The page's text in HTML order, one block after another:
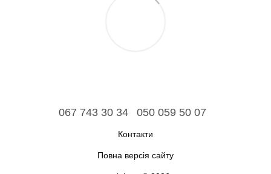
067 743 30 34 050 059 50 07
Контакти
Повна версія сайту